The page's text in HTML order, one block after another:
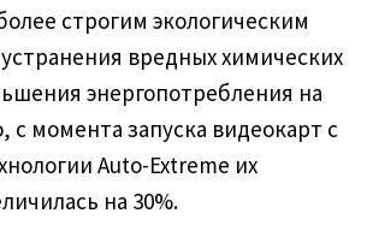
строгим экологическим
вредных химических
энергопотребления на
с момента запуска видеокарт с
Auto-Extreme их
на 30%.